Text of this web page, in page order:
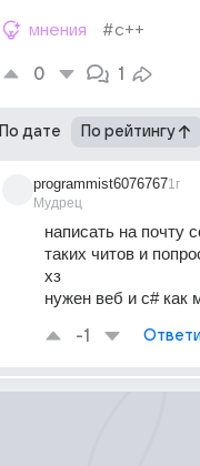
мнения #c++
0 1
По дате По рейтингу
programmist6076767
Мудрец
1г
написать на почту
таких читов и
хз
нужен веб и c# как
-1